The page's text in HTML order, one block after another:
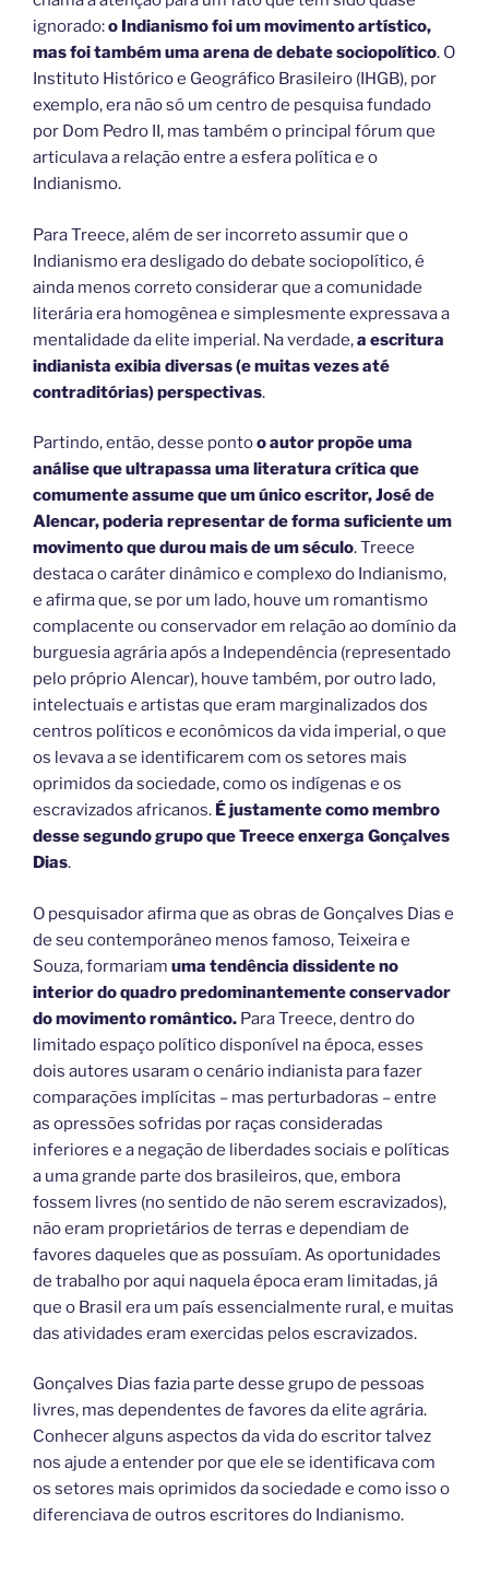
ignorado:o Indianismo foi um movimento artístico,
mas foi também uma arena de debate sociopolítico. O
Instituto Histórico e Geográfico Brasileiro (IHGB), por
exemplo, era não só um centro de pesquisa fundado
por Dom Pedro II, mas também o principal fórum que
articulava a relação entre a esfera política e o
Indianismo.
Para Treece, além de ser incorreto assumir que o
Indianismo era desligado do debate sociopolítico, é
ainda menos correto considerar que a comunidade
literária era homogênea e simplesmente expressava a
mentalidade da elite imperial. Na verdade,a escritura
indianista exibia diversas (e muitas vezes até
contraditórias) perspectivas.
Partindo, então, desse pontoo autor propõe uma
análise que ultrapassa uma literatura crítica que
comumente assume que um único escritor, José de
Alencar, poderia representar de forma suficiente um
movimento que durou mais de um século. Treece
destaca o caráter dinâmico e complexo do Indianismo,
e afirma que, se por um lado, houve um romantismo
complacente ou conservador em relação ao domínio da
burguesia agrária após a Independência (representado
pelo próprio Alencar), houve também, por outro lado,
intelectuais e artistas que eram marginalizados dos
centros políticos e econômicos da vida imperial, o que
os levava a se identificarem com os setores mais
oprimidos da sociedade, como os indígenas e os
escravizados africanos. É justamente como membro
desse segundo grupo que Treece enxerga Gonçalves
Dias.
O pesquisador afirma que as obras de Gonçalves Dias e
de seu contemporâneo menos famoso, Teixeira e
Souza, formariam uma tendência dissidente no
interior do quadro predominantemente conservador
do movimento romântico. Para Treece, dentro do
limitado espaço político disponível na época, esses
dois autores usaram o cenário indianista para fazer
comparações implícitas – mas perturbadoras – entre
as opressões sofridas por raças consideradas
inferiores e a negação de liberdades sociais e políticas
a uma grande parte dos brasileiros, que, embora
fossem livres (no sentido de não serem escravizados),
não eram proprietários de terras e dependiam de
favores daqueles que as possuíam. As oportunidades
de trabalho por aqui naquela época eram limitadas, já
que o Brasil era um país essencialmente rural, e muitas
das atividades eram exercidas pelos escravizados.
Gonçalves Dias fazia parte desse grupo de pessoas
livres, mas dependentes de favores da elite agrária.
Conhecer alguns aspectos da vida do escritor talvez
nos ajude a entender por que ele se identificava com
os setores mais oprimidos da sociedade e como isso o
diferenciava de outros escritores do Indianismo.